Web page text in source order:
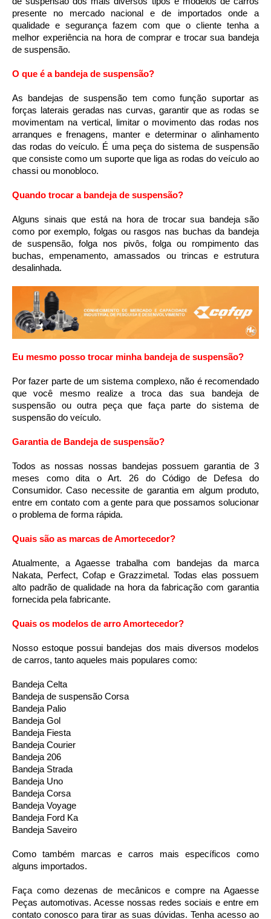
presente no mercado nacional e de importados onde a
qualidade e segurança fazem com que o cliente tenha a
melhor experiência na hora de comprar e trocar sua bandeja
de suspensão.
O que é a bandeja de suspensão?
As bandejas de suspensão tem como função suportar as
forças laterais geradas nas curvas, garantir que as rodas se
movimentam na vertical, limitar o movimento das rodas nos
arranques e frenagens,
manter e determinar o alinhamento
das rodas do veículo. É uma peça do sistema de suspensão
que consiste como um suporte que liga as rodas do veículo ao
chassi ou monobloco.
Quando trocar a bandeja de suspensão?
Alguns sinais que está na hora de trocar sua bandeja são
como por exemplo, folgas ou rasgos nas buchas da bandeja
de suspensão, folga nos pivôs, folga ou rompimento das
buchas, empenamento, amassados ou trincas e estrutura
desalinhada.
Eu mesmo posso trocar minha bandeja de suspensão?
Por fazer parte de um sistema complexo, não é recomendado
que você mesmo realize a troca das sua bandeja de
suspensão ou outra peça que faça parte do sistema de
suspensão do veículo.
Garantia de Bandeja de suspensão?
Todos as nossas nossas bandejas possuem garantia de 3
meses como dita o Art. 26 do Código de Defesa do
Consumidor. Caso necessite de garantia em algum produto,
entre em contato com a gente para que possamos solucionar
o problema de forma rápida.
Quais são as marcas de Amortecedor?
Atualmente, a Agaesse trabalha com bandejas da marca
Nakata, Perfect, Cofap e Grazzimetal. Todas elas possuem
alto padrão de qualidade na hora da fabricação com garantia
fornecida pela fabricante.
Quais os modelos de arro Amortecedor?
Nosso estoque possui bandejas dos mais diversos modelos
de carros, tanto aqueles mais populares como:
Bandeja Celta
Bandeja de suspensão Corsa
Bandeja Palio
Bandeja Gol
Bandeja Fiesta
Bandeja Courier
Bandeja 206
Bandeja Strada
Bandeja Uno
Bandeja Corsa
Bandeja Voyage
Bandeja Ford Ka
Bandeja Saveiro
Como também marcas e carros mais específicos como
alguns importados.
Faça como dezenas de mecânicos e compre na Agaesse
Peças automotivas. Acesse nossas redes sociais e entre em
contato conosco para tirar as suas dúvidas. Tenha acesso ao